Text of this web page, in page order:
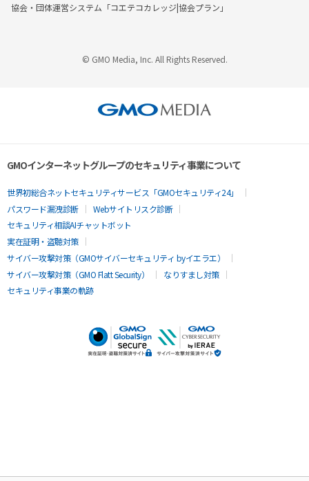
協会・団体運営システム「コエテコカレッジ|協会プラン」
© GMO Media, Inc. All Rights Reserved.
GMOインターネットグループのセキュリティ事業について
世界初総合ネットセキュリティサービス「GMOセキュリティ24」
パスワード漏洩診断
Webサイトリスク診断
セキュリティ相談AIチャットボット
実在証明・盗聴対策
サイバー攻撃対策（GMOサイバーセキュリティ byイエラエ）
サイバー攻撃対策（GMO Flatt Security）
なりすまし対策
セキュリティ事業の軌跡